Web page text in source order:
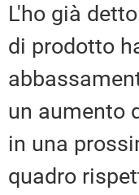
L'ho già
di prodotto
un aumento
in una
quadro